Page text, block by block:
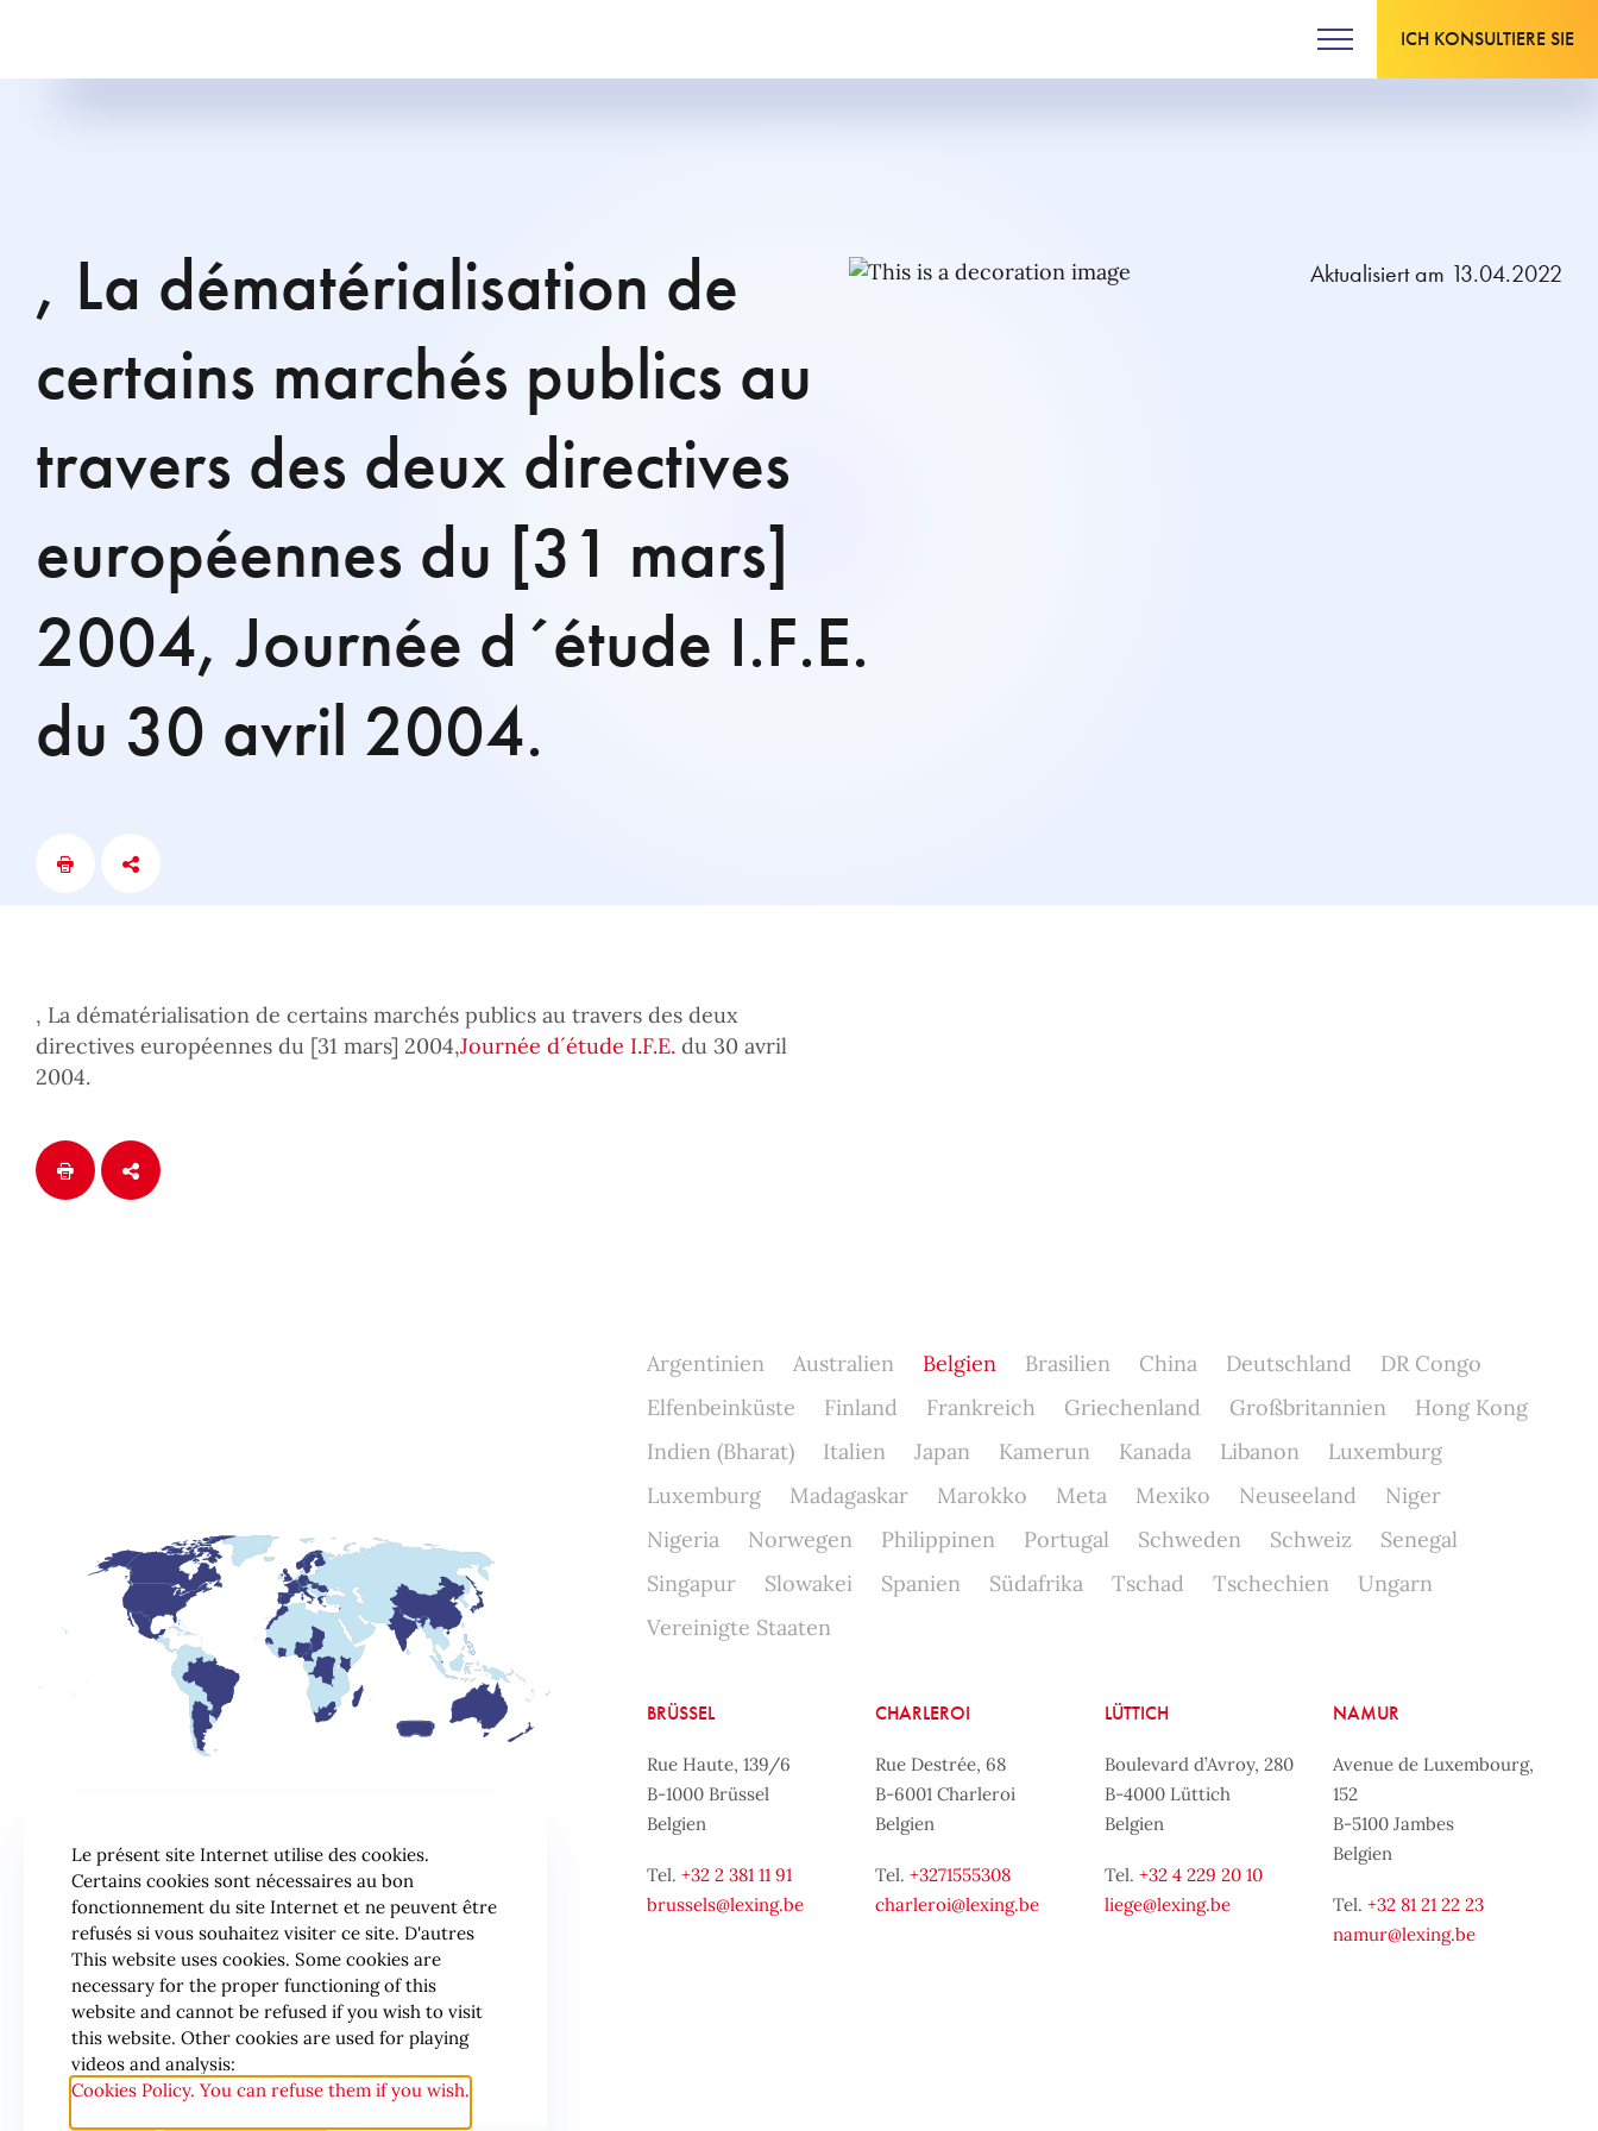
ICH KONSULTIERE SIE
, La dématérialisation de
certains marchés publics au
travers des deux directives
européennes du [31 mars]
2004, Journée d´étude I.F.E.
du 30 avril 2004.
Aktualisiert am 13.04.2022
, La dématérialisation de certains marchés publics au travers des deux
directives européennes du [31 mars] 2004,Journée d´étude I.F.E. du 30 avril
2004.
Argentinien Australien Belgien Brasilien China Deutschland
DR Congo
Elfenbeinküste
Finland Frankreich Griechenland Großbritannien
Hong Kong
Indien (Bharat)
Italien Japan Kamerun Kanada Libanon
Luxemburg
Luxemburg
Madagaskar Marokko Meta Mexiko Neuseeland
Niger
Nigeria
Norwegen Philippinen Portugal Schweden Schweiz
Senegal
Singapur
Slowakei Spanien Südafrika Tschad Tschechien
Ungarn
Vereinigte Staaten
BRÜSSEL
Rue Haute, 139/6
B-1000 Brüssel
Belgien
Tel. +32 2 381 11 91
brussels@lexing.be
CHARLEROI
Rue Destrée, 68
B-6001 Charleroi
Belgien
Tel.+3271555308
charleroi@lexing.be
LÜTTICH
Boulevard d’Avroy, 280
B-4000 Lüttich
Belgien
Tel. +32 4 229 20 10
liege@lexing.be
NAMUR
Avenue de Luxembourg,
152
B-5100 Jambes
Belgien
Tel.+32 81 21 22 23
namur@lexing.be
Le présent site Internet utilise des cookies.
Certains cookies sont nécessaires au bon
fonctionnement du site Internet et ne peuvent être
refusés si vous souhaitez visiter ce site. D'autres
This website uses cookies. Some cookies are
necessary for the proper functioning of this
website and cannot be refused if you wish to visit
this website. Other cookies are used for playing
videos and analysis:
Cookies Policy. You can refuse them if you wish.